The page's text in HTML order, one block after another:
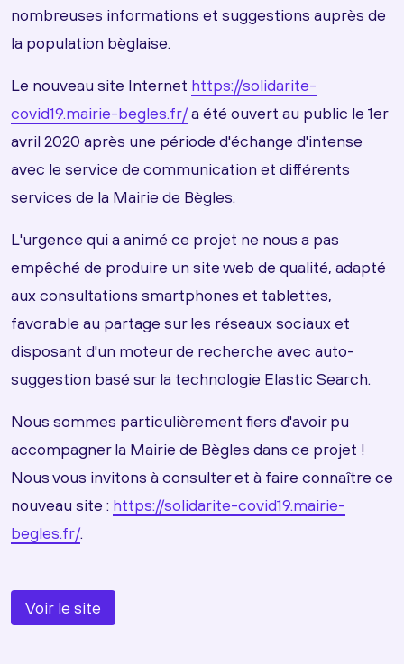
nombreuses informations et suggestions auprès de
la population bèglaise.
Le nouveau site Internet https://solidarite-
covid19.mairie-begles.fr/a été ouvert au public le 1er
avril 2020 après une période d'échange d'intense
avec le service de communication et différents
services de la Mairie de Bègles.
L'urgence qui a animé ce projet ne nous a pas
empêché de produire un site web de qualité, adapté
aux consultations smartphones et tablettes,
favorable au partage sur les réseaux sociaux et
disposant d'un moteur de recherche avec auto-
suggestion basé sur la technologie Elastic Search.
Nous sommes particulièrement fiers d'avoir pu
accompagner la Mairie de Bègles dans ce projet !
Nous vous invitons à consulter et à faire connaître ce
nouveau site : https://solidarite-covid19.mairie-
begles.fr/.
Voir le site